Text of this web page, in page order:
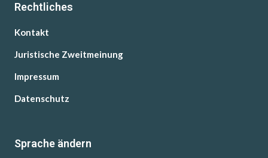
Rechtliches
Kontakt
Juristische Zweitmeinung
Impressum
Datenschutz
Sprache ändern